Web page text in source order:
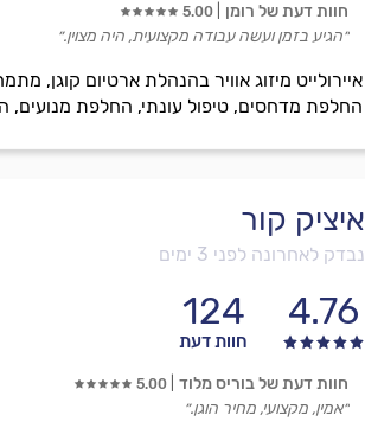
החלפת מדחסים, טיפול עונתי, החלפת מנועים,
חוות דעת של רומן 5.00
״הגיע בזמן ועשה עבודה מקצועית, היה מצוין.״
איציק קור
נבדק לאחרונה לפני 3 ימים
4.76
124
חוות דעת
חוות דעת של בוריס מלוד 5.00
״אמין, מקצועי, מחיר הוגן.״